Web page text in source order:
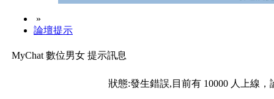
»
論壇提示
MyChat 數位男女 提示訊息
狀態:發生錯誤,目前有 10000 人上線